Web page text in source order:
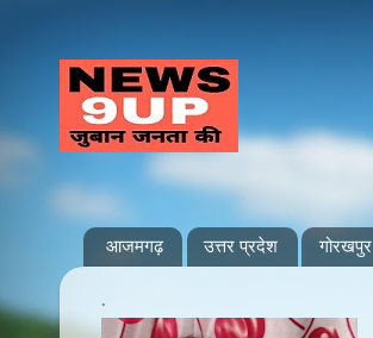
आजमगढ़ उत्तर प्रदेश गोरखपुर
.